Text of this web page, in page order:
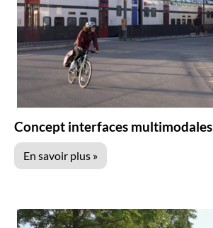
Concept interfaces multimodales
En savoir plus »